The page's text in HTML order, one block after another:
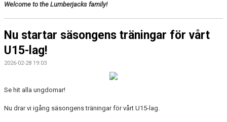
Welcome to the Lumberjacks family!
Nu startar säsongens träningar för vårt
U15-lag!
2026-02-28 19:03
Se hit alla ungdomar!
Nu drar vi igång säsongens träningar för vårt U15-lag.